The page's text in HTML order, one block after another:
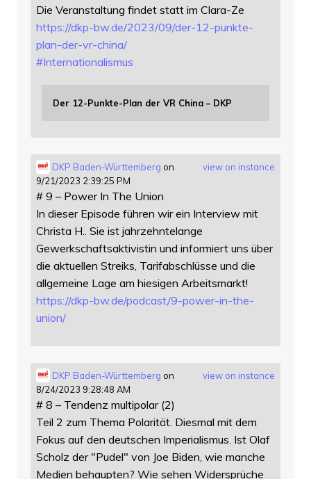
Die Veranstaltung findet statt im Clara-Ze
https://dkp-bw.de/2023/09/der-12-punkte-
plan-der-vr-china/
#Internationalismus
Der 12-Punkte-Plan der VR China – DKP
view on instance
DKP Baden-Württemberg on
9/21/2023 2:39:25 PM
# 9 – Power In The Union
In dieser Episode führen wir ein Interview mit
Christa H.. Sie ist jahrzehntelange
Gewerkschaftsaktivistin und informiert uns über
die aktuellen Streiks, Tarifabschlüsse und die
allgemeine Lage am hiesigen Arbeitsmarkt!
https://dkp-bw.de/podcast/9-power-in-the-
union/
view on instance
DKP Baden-Württemberg on
8/24/2023 9:28:48 AM
# 8 – Tendenz multipolar (2)
Teil 2 zum Thema Polarität. Diesmal mit dem
Fokus auf den deutschen Imperialismus. Ist Olaf
Scholz der "Pudel" von Joe Biden, wie manche
Medien behaupten? Wie sehen Widersprüche